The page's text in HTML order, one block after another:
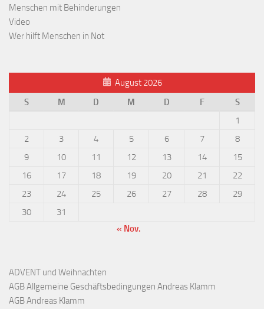
Menschen mit Behinderungen
Video
Wer hilft Menschen in Not
August 2026
S
M D M D F
S
1
2
3 4 5 6 7
8
9
10 11 12 13 14
15
16
17 18 19 20 21
22
23
24 25 26 27 28
29
30
31
« Nov.
ADVENT und Weihnachten
AGB Allgemeine Geschäftsbedingungen Andreas Klamm
AGB Andreas Klamm